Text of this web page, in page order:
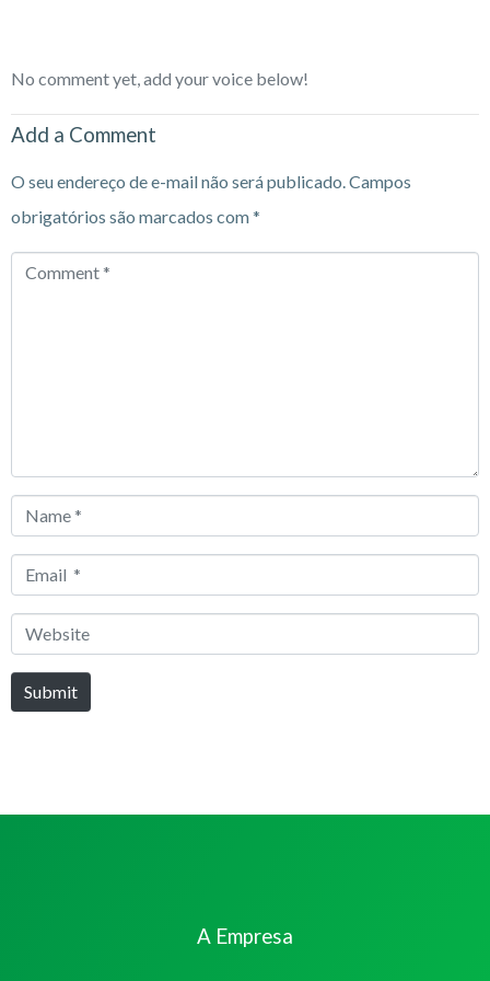
No comment yet, add your voice below!
Add a Comment
O seu endereço de e-mail não será publicado.Campos
obrigatórios são marcados com*
Comment
Name
Email
Website
Submit
A Empresa